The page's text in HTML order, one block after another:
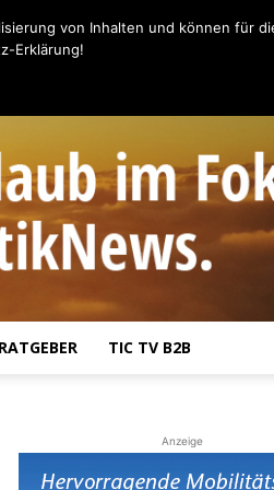
RATGEBER TIC TV B2B
Anzeige
von Inhalten und können für
Erklärung!